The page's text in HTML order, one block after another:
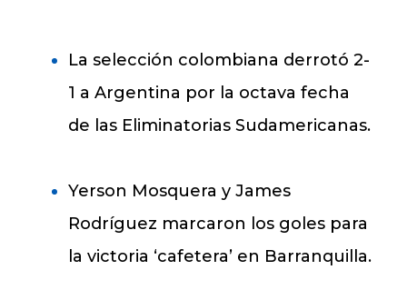
La selección colombiana derrotó 2-
1 a Argentina por la octava fecha
de las Eliminatorias Sudamericanas.
Yerson Mosquera y James
Rodríguez marcaron los goles para
la victoria ‘cafetera’ en Barranquilla.